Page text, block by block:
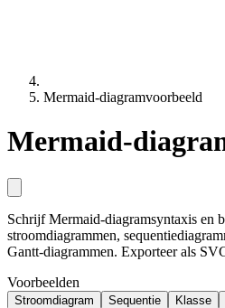
Mermaid-diagramvoorbeeld
Mermaid-
Schrijf Mermaid-diagramsyntaxis en
stroomdiagrammen,
Gantt-diagrammen. Exporteer als
Voorbeelden
Stroomdiagram Sequentie Klasse